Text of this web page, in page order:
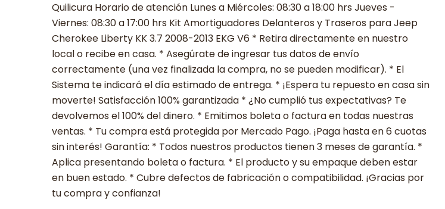
Quilicura Horario de atención Lunes a Miércoles: 08:30 a 18:00 hrs Jueves -
Viernes: 08:30 a 17:00 hrs Kit Amortiguadores Delanteros y Traseros para Jeep
Cherokee Liberty KK 3.7 2008-2013 EKG V6 * Retira directamente en nuestro
local o recibe en casa. * Asegúrate de ingresar tus datos de envío
correctamente (una vez finalizada la compra, no se pueden modificar). * El
Sistema te indicará el día estimado de entrega. * ¡Espera tu repuesto en casa sin
moverte! Satisfacción 100% garantizada * ¿No cumplió tus expectativas? Te
devolvemos el 100% del dinero. * Emitimos boleta o factura en todas nuestras
ventas. * Tu compra está protegida por Mercado Pago. ¡Paga hasta en 6 cuotas
sin interés! Garantía: * Todos nuestros productos tienen 3 meses de garantía. *
Aplica presentando boleta o factura. * El producto y su empaque deben estar
en buen estado. * Cubre defectos de fabricación o compatibilidad. ¡Gracias por
tu compra y confianza!